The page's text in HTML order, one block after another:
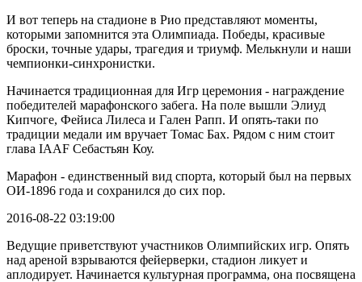
И вот теперь на стадионе в Рио представляют моменты,
которыми запомнится эта Олимпиада. Победы, красивые
броски, точные удары, трагедия и триумф. Мелькнули и наши
чемпионки-синхронистки.
Начинается традиционная для Игр церемония - награждение
победителей марафонского забега. На поле вышли Элиуд
Кипчоге, Фейиса Лилеса и Гален Рапп. И опять-таки по
традиции медали им вручает Томас Бах. Рядом с ним стоит
глава IAAF Себастьян Коу.
Марафон - единственный вид спорта, который был на первых
ОИ-1896 года и сохранился до сих пор.
2016-08-22 03:19:00
Ведущие приветствуют участников Олимпийских игр. Опять
над ареной взрываются фейерверки, стадион ликует и
аплодирует. Начинается культурная программа, она посвящена